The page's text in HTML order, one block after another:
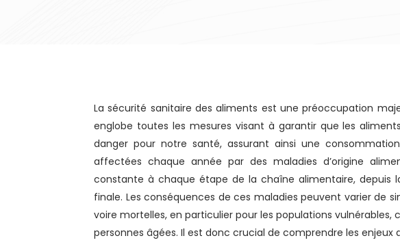
La sécurité sanitaire des aliments est une préoccupation majeure de santé publique à l’échelle mondiale. Elle
englobe toutes les mesures visant à garantir que les
danger pour notre santé, assurant ainsi une
affectées chaque année par des maladies d’origine
constante à chaque étape de la chaîne alimentaire, depuis
finale. Les conséquences de ces maladies peuvent varier de
voire mortelles, en particulier pour les populations
personnes âgées. Il est donc crucial de comprendre les enjeux